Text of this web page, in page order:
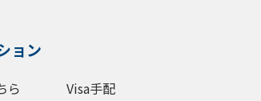
ョン
ら Visa手配